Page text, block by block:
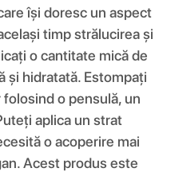
își doresc un aspect
timp strălucirea și
o cantitate mică de
și hidratată. Estompați
o pensulă, un
aplica un strat
o acoperire mai
Acest produs este